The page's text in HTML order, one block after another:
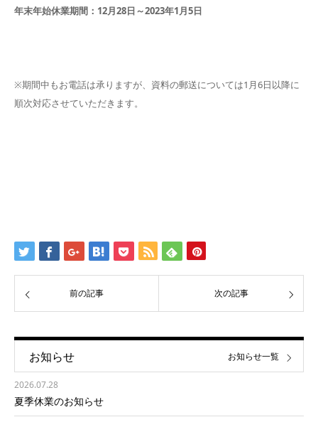
年末年始休業期間：12月28日～2023年1月5日
※期間中もお電話は承りますが、資料の郵送については1月6日以降に
順次対応させていただきます。
前の記事 次の記事
お知らせ
2026.07.28
夏季休業のお知らせ
お知らせ一覧